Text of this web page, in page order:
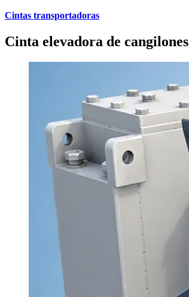
Cintas transportadoras
Cinta elevadora de cangilones